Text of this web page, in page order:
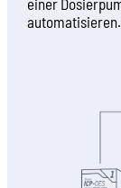
automatisieren.